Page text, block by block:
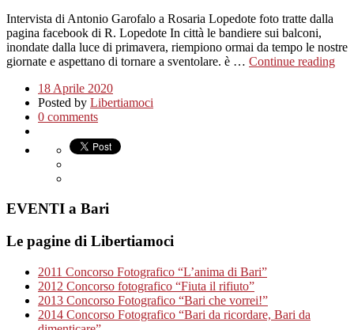
Intervista di Antonio Garofalo a Rosaria Lopedote foto tratte dalla
pagina facebook di R. Lopedote In città le bandiere sui balconi,
inondate dalla luce di primavera, riempiono ormai da tempo le nostre
giornate e aspettano di tornare a sventolare. è … Continue reading
18 Aprile 2020
Posted by Libertiamoci
0 comments
EVENTI a Bari
Le pagine di Libertiamoci
2011 Concorso Fotografico “L’anima di Bari”
2012 Concorso fotografico “Fiuta il rifiuto”
2013 Concorso Fotografico “Bari che vorrei!”
2014 Concorso Fotografico “Bari da ricordare, Bari da